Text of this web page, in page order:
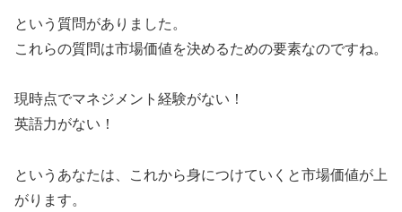
という質問がありました。
これらの質問は市場価値を決めるための要素なのですね。
現時点でマネジメント経験がない！
英語力がない！
というあなたは、これから身につけていくと市場価値が上
がります。